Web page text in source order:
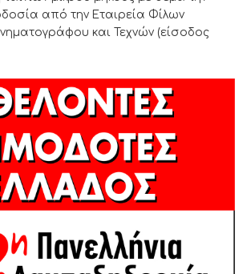
από την Εταιρεία Φίλων
και Τεχνών (είσοδος